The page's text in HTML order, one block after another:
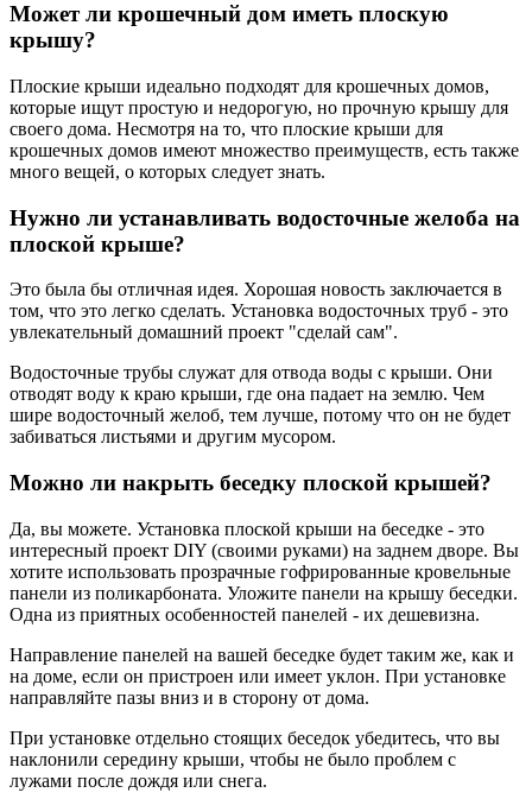
Может ли крошечный дом иметь плоскую
крышу?
Плоские крыши идеально подходят для крошечных домов,
которые ищут простую и недорогую, но прочную крышу для
своего дома. Несмотря на то, что плоские крыши для
крошечных домов имеют множество преимуществ, есть также
много вещей, о которых следует знать.
Нужно ли устанавливать водосточные желоба на
плоской крыше?
Это была бы отличная идея. Хорошая новость заключается в
том, что это легко сделать. Установка водосточных труб - это
увлекательный домашний проект "сделай сам".
Водосточные трубы служат для отвода воды с крыши. Они
отводят воду к краю крыши, где она падает на землю. Чем
шире водосточный желоб, тем лучше, потому что он не будет
забиваться листьями и другим мусором.
Можно ли накрыть беседку плоской крышей?
Да, вы можете. Установка плоской крыши на беседке - это
интересный проект DIY (своими руками) на заднем дворе. Вы
хотите использовать прозрачные гофрированные кровельные
панели из поликарбоната. Уложите панели на крышу беседки.
Одна из приятных особенностей панелей - их дешевизна.
Направление панелей на вашей беседке будет таким же, как и
на доме, если он пристроен или имеет уклон. При установке
направляйте пазы вниз и в сторону от дома.
При установке отдельно стоящих беседок убедитесь, что вы
наклонили середину крыши, чтобы не было проблем с
лужами после дождя или снега.